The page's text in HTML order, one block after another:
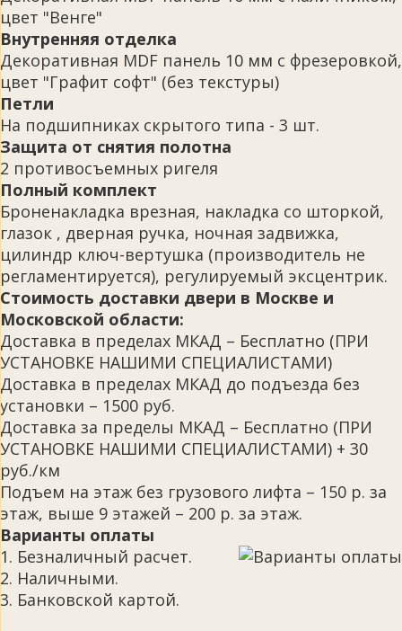
цвет "Венге"
Внутренняя отделка
Декоративная MDF панель 10 мм с фрезеровкой,
цвет "Графит софт" (без текстуры)
Петли
На подшипниках скрытого типа - 3 шт.
Защита от снятия полотна
2 противосъемных ригеля
Полный комплект
Броненакладка врезная, накладка со шторкой,
глазок , дверная ручка, ночная задвижка,
цилиндр ключ-вертушка (производитель не
регламентируется), регулируемый эксцентрик.
Стоимость доставки двери в Москве и
Московской области:
Доставка в пределах МКАД – Бесплатно (ПРИ
УСТАНОВКЕ НАШИМИ СПЕЦИАЛИСТАМИ)
Доставка в пределах МКАД до подъезда без
установки – 1500 руб.
Доставка за пределы МКАД – Бесплатно (ПРИ
УСТАНОВКЕ НАШИМИ СПЕЦИАЛИСТАМИ) + 30
руб./км
Подъем на этаж без грузового лифта – 150 р. за
этаж, выше 9 этажей – 200 р. за этаж.
Варианты оплаты
1. Безналичный расчет.
2. Наличными.
3. Банковской картой.